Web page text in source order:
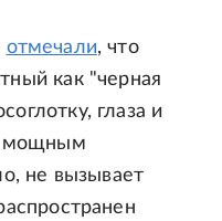
отмечали, что
как "черная
глаза и
мощным
не вызывает